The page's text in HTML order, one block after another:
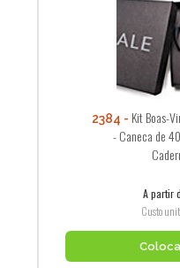
2384
Kit Boas-
- Caneca de
A partir
Custo